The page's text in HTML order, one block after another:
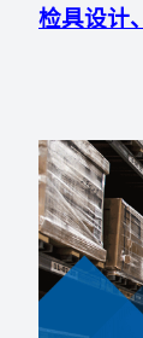
检具设计